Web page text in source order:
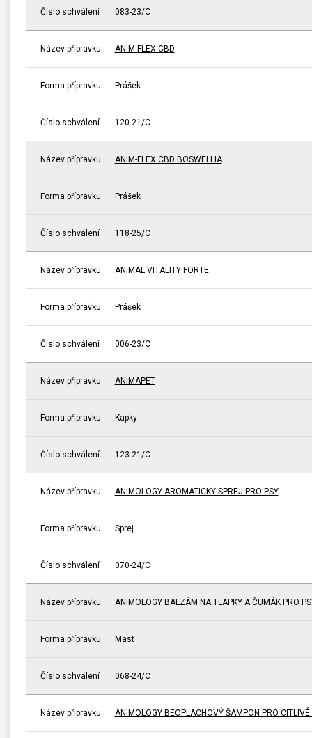
Číslo schválení 083-23/C
Název přípravku ANIM-FLEX CBD
Forma přípravku Prášek
Číslo schválení 120-21/C
Název přípravku ANIM-FLEX CBD BOSWELLIA
Forma přípravku Prášek
Číslo schválení 118-25/C
Název přípravku ANIMAL VITALITY FORTE
Forma přípravku Prášek
Číslo schválení 006-23/C
Název přípravku ANIMAPET
Forma přípravku Kapky
Číslo schválení 123-21/C
Název přípravku ANIMOLOGY AROMATICKÝ SPREJ PRO PSY
Forma přípravku Sprej
Číslo schválení 070-24/C
Název přípravku ANIMOLOGY BALZÁM NA TLAPKY A ČUMÁK PRO
Forma přípravku Mast
Číslo schválení 068-24/C
Název přípravku ANIMOLOGY BEOPLACHOVÝ ŠAMPON PRO CITLIVÉ